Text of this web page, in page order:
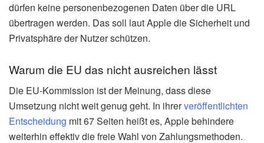
dürfen keine personenbezogenen Daten über die URL
übertragen werden. Das soll laut Apple die Sicherheit und
Privatsphäre der Nutzer schützen.
Warum die EU das nicht ausreichen lässt
Die EU-Kommission ist der Meinung, dass diese
Umsetzung nicht weit genug geht. In ihrerveröffentlichten
Entscheidung mit 67 Seiten heißt es, Apple behindere
weiterhin effektiv die freie Wahl von Zahlungsmethoden.